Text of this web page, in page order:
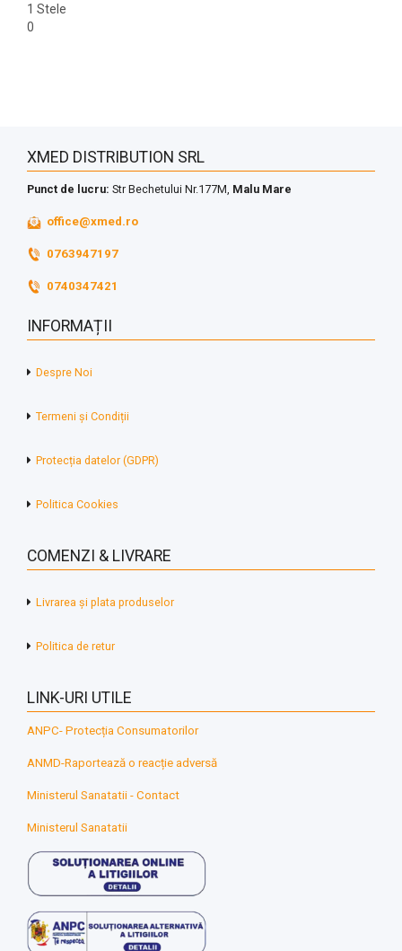
1 Stele
0
XMED DISTRIBUTION SRL
Punct de lucru: Str Bechetului Nr.177M, Malu Mare
office@xmed.ro
0763947197
0740347421
INFORMAȚII
Despre Noi
Termeni și Condiții
Protecția datelor (GDPR)
Politica Cookies
COMENZI & LIVRARE
Livrarea și plata produselor
Politica de retur
LINK-URI UTILE
ANPC- Protecția Consumatorilor
ANMD-Raportează o reacție adversă
Ministerul Sanatatii - Contact
Ministerul Sanatatii